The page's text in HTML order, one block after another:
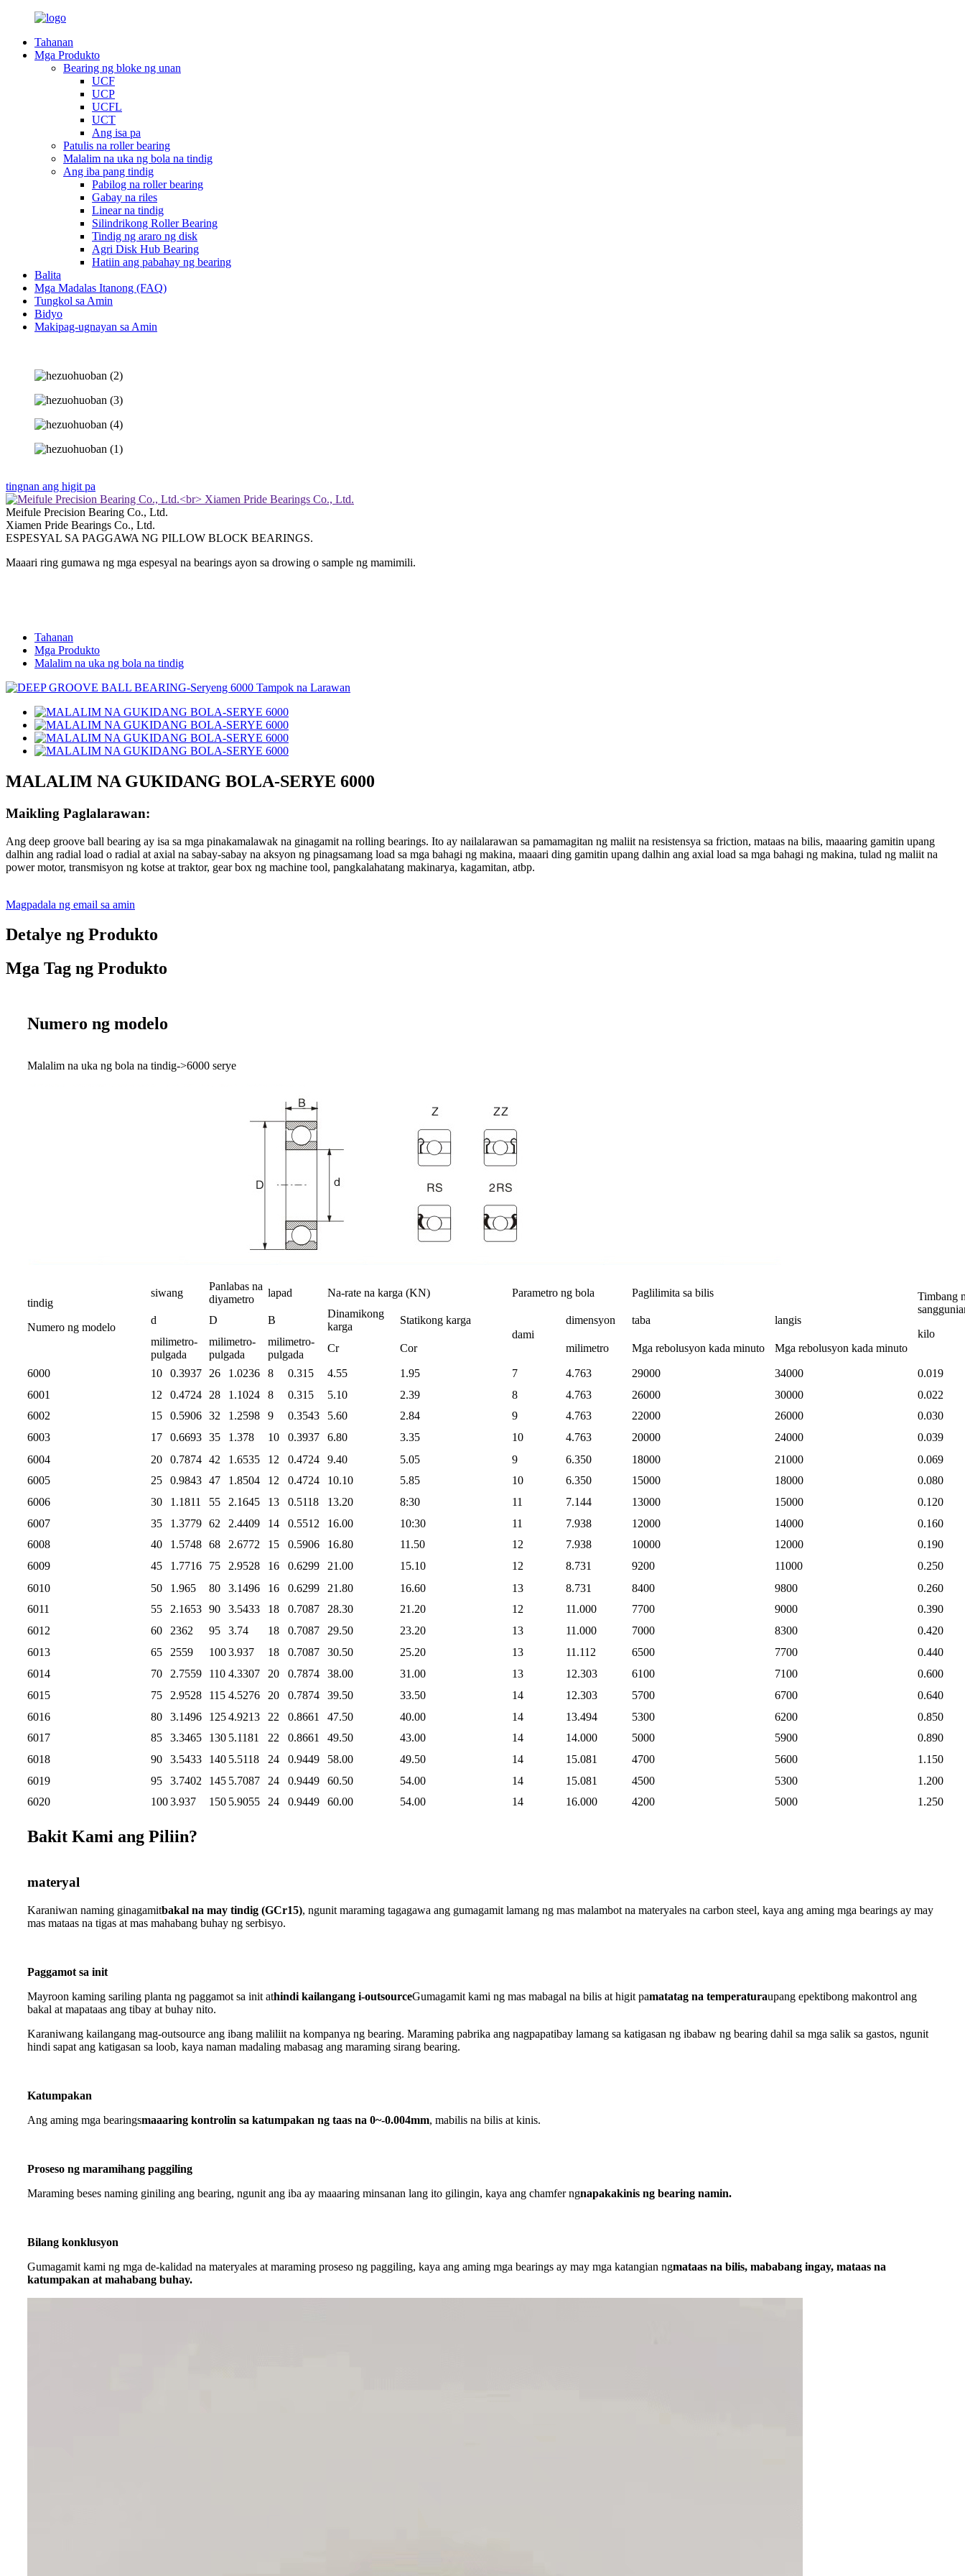
Tahanan
Mga Produkto
Bearing ng bloke ng unan
UCF
UCP
UCFL
UCT
Ang isa pa
Patulis na roller bearing
Malalim na uka ng bola na tindig
Ang iba pang tindig
Pabilog na roller bearing
Gabay na riles
Linear na tindig
Silindrikong Roller Bearing
Tindig ng araro ng disk
Agri Disk Hub Bearing
Hatiin ang pabahay ng bearing
Balita
Mga Madalas Itanong (FAQ)
Tungkol sa Amin
Bidyo
Makipag-ugnayan sa Amin
tingnan ang higit pa
Meifule Precision Bearing Co., Ltd.
Xiamen Pride Bearings Co., Ltd.
ESPESYAL SA PAGGAWA NG PILLOW BLOCK BEARINGS.
Maaari ring gumawa ng mga espesyal na bearings ayon sa drowing o sample ng mamimili.
Tahanan
Mga Produkto
Malalim na uka ng bola na tindig
MALALIM NA GUKIDANG BOLA-SERYE 6000
Maikling Paglalarawan:
Ang deep groove ball bearing ay isa sa mga pinakamalawak na ginagamit na rolling bearings. Ito ay nailalarawan sa pamamagitan ng maliit na resistensya sa friction, mataas na bilis, maaaring gamitin upang
dalhin ang radial load o radial at axial na sabay-sabay na aksyon ng pinagsamang load sa mga bahagi ng makina, maaari ding gamitin upang dalhin ang axial load sa mga bahagi ng makina, tulad ng maliit na
power motor, transmisyon ng kotse at traktor, gear box ng machine tool, pangkalahatang makinarya, kagamitan, atbp.
Magpadala ng email sa amin
Detalye ng Produkto
Mga Tag ng Produkto
Numero ng modelo
Malalim na uka ng bola na tindig->6000 serye
tindig
Numero ng modelo
siwang
Panlabas na
diyametro
lapad Na-rate na karga (KN) Parametro ng bola Paglilimita sa bilis
Timbang
kilo
d D B
Dinamikong
karga
Statikong karga
dami
dimensyon taba
langis
milimetro-
pulgada
milimetro-
pulgada
milimetro-
pulgada
Cr Cor milimetro Mga rebolusyon kada minuto Mga rebolusyon kada minuto
6000 10 0.3937 26 1.0236 8 0.315 4.55 1.95 7 4.763 29000 34000
0.019
6001
12 0.4724 28 1.1024 8 0.315 5.10 2.39 8 4.763 26000 30000
0.022
6002
15 0.5906 32 1.2598 9 0.3543 5.60 2.84 9 4.763 22000 26000
0.030
6003
17 0.6693 35 1.378 10 0.3937 6.80 3.35 10 4.763 20000 24000
0.039
6004
20 0.7874 42 1.6535 12 0.4724 9.40 5.05 9 6.350 18000 21000
0.069
6005
25 0.9843 47 1.8504 12 0.4724 10.10 5.85 10 6.350 15000 18000
0.080
6006
30 1.1811 55 2.1645 13 0.5118 13.20 8:30 11 7.144 13000 15000
0.120
6007
35 1.3779 62 2.4409 14 0.5512 16.00 10:30 11 7.938 12000 14000
0.160
6008
40 1.5748 68 2.6772 15 0.5906 16.80 11.50 12 7.938 10000 12000
0.190
6009
45 1.7716 75 2.9528 16 0.6299 21.00 15.10 12 8.731 9200 11000
0.250
6010
50 1.965 80 3.1496 16 0.6299 21.80 16.60 13 8.731 8400 9800
0.260
6011
55 2.1653 90 3.5433 18 0.7087 28.30 21.20 12 11.000 7700 9000
0.390
6012
60 2362 95 3.74 18 0.7087 29.50 23.20 13 11.000 7000 8300
0.420
6013
65 2559 1003.937 18 0.7087 30.50 25.20 13 11.112 6500 7700
0.440
6014
70 2.7559 110 4.3307 20 0.7874 38.00 31.00 13 12.303 6100 7100
0.600
6015
75 2.9528 115 4.5276 20 0.7874 39.50 33.50 14 12.303 5700 6700
0.640
6016
80 3.1496 1254.9213 22 0.8661 47.50 40.00 14 13.494 5300 6200
0.850
6017
85 3.3465 130 5.1181 22 0.8661 49.50 43.00 14 14.000 5000 5900
0.890
6018
90 3.5433 140 5.5118 24 0.9449 58.00 49.50 14 15.081 4700 5600
1.150
6019
95 3.7402 145 5.7087 24 0.9449 60.50 54.00 14 15.081 4500 5300
1.200
6020
1003.937 150 5.9055 24 0.9449 60.00 54.00 14 16.000 4200 5000 1.250
Bakit Kami ang Piliin?
materyal
Karaniwan naming ginagamitbakal na may tindig (GCr15), ngunit maraming tagagawa ang gumagamit lamang ng mas malambot na materyales na carbon steel, kaya ang aming mga bearings ay may
mas mataas na tigas at mas mahabang buhay ng serbisyo.
Paggamot sa init
Mayroon kaming sariling planta ng paggamot sa init athindi kailangang i-outsourceGumagamit kami ng mas mabagal na bilis at higit pamatatag na temperaturaupang epektibong makontrol ang
bakal at mapataas ang tibay at buhay nito.
Karaniwang kailangang mag-outsource ang ibang maliliit na kompanya ng bearing. Maraming pabrika ang nagpapatibay lamang sa katigasan ng ibabaw ng bearing dahil sa mga salik sa gastos, ngunit
hindi sapat ang katigasan sa loob, kaya naman madaling mabasag ang maraming sirang bearing.
Katumpakan
Ang aming mga bearingsmaaaring kontrolin sa katumpakan ng taas na 0~-0.004mm, mabilis na bilis at kinis.
Proseso ng maramihang paggiling
Maraming beses naming giniling ang bearing, ngunit ang iba ay maaaring minsanan lang ito gilingin, kaya ang chamfer ngnapakakinis ng bearing namin.
Bilang konklusyon
Gumagamit kami ng mga de-kalidad na materyales at maraming proseso ng paggiling, kaya ang aming mga bearings ay may mga katangian ngmataas na bilis, mababang ingay, mataas na
katumpakan at mahabang buhay.